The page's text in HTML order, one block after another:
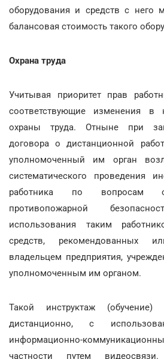
оборудования и средств с него
балансовая стоимость такого
Охрана труда
Учитывая приоритет прав
соответствующие изменения в
охраны труда. Отныне при
договора о дистанционной
уполномоченный им орган
систематического проведения
работника по вопросам
противопожарной
использования таким
средств, рекомендованных
владельцем предприятия,
уполномоченным им органом.
Такой инструктаж (обучение)
дистанционно, с
информационно-
частности путем